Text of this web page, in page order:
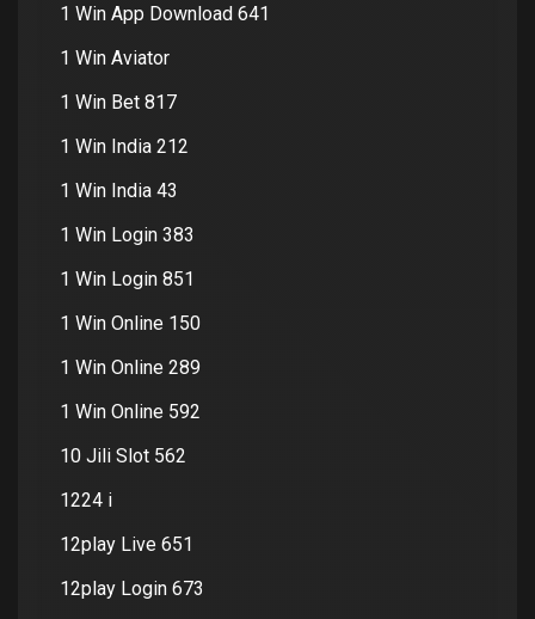
1 Win App Download 641
1 Win Aviator
1 Win Bet 817
1 Win India 212
1 Win India 43
1 Win Login 383
1 Win Login 851
1 Win Online 150
1 Win Online 289
1 Win Online 592
10 Jili Slot 562
1224 i
12play Live 651
12play Login 673